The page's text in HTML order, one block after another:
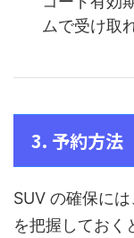
ムで受け取
3. 予約方法
SUV の確保に
を把握しておく